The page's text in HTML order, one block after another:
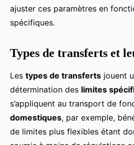
ajuster ces paramètres en
spécifiques.
Types de transferts et
Les types de transferts jouent
détermination des limites
s’appliquent au transport de
domestiques, par exemple,
de limites plus flexibles étant